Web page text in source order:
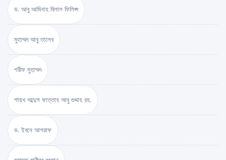
ড. আবু আমিনাহ বিলাল ফিলিপ্স
মুহাম্মদ আবু তালেব
শরীফ মুহাম্মদ
শায়খ আব্দুল ফাত্তাহ আবু গুদ্দাহ রহ.
ড. ইবনে আশরাফ